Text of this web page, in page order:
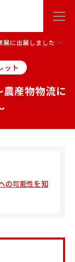
展に出展しました ～
～
ット
産物物流に
の可能性を知